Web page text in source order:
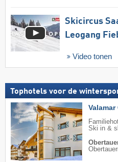
Skicircus
Leogang
Video tonen
Tophotels voor de
Ski in &